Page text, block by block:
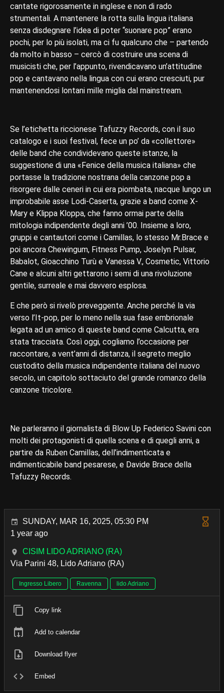
cantate rigorosamente in inglese e non di rado
strumentali. A mantenere la rotta sulla lingua italiana
senza disdegnare l’idea di poter “suonare pop” erano
pochi, per lo più isolati, ma ci fu qualcuno che – partendo
da molto in basso – cercò di costruire una scena di
musicisti che, per l’appunto, rivendicavano un’attitudine
pop e cantavano nella lingua con cui erano cresciuti, pur
mantenendosi lontani mille miglia dal mainstream.
Se l’etichetta riccionese Tafuzzy Records, con il suo
catalogo e i suoi festival, fece un po’ da «collettore»
delle band che condividevano queste istanze, la
suggestione di una «Fenice della musica italiana» che
portasse la tradizione nostrana della canzone pop a
risorgere dalle ceneri in cui era piombata, nacque lungo un
improbabile asse Lodi-Caserta, grazie a band come X-
Mary e Klippa Kloppa, che fanno ormai parte della
mitologia indipendente degli anni ’00. Insieme a loro,
gruppi e cantautori come i Camillas, lo stesso Mr.Brace e
poi ancora Chewingum, Fitness Pump, Joselyn Pulsar,
Babalot, Gioacchino Turù e Vanessa V., Cosmetic, Vittorio
Cane e alcuni altri gettarono i semi di una rivoluzione
gentile, surreale e mai davvero esplosa.
E che però si rivelò preveggente. Anche perché la via
verso l’It-pop, per lo meno nella sua fase embrionale
legata ad un amico di queste band come Calcutta, era
stata tracciata. Così oggi, cogliamo l’occasione per
raccontare, a vent’anni di distanza, il segreto meglio
custodito della musica indipendente italiana del nuovo
secolo, un capitolo sottaciuto del grande romanzo della
canzone tricolore.
Ne parleranno il giornalista di Blow Up Federico Savini con
molti dei protagonisti di quella scena e di quegli anni, a
partire da Ruben Camillas, dell’indimenticata e
indimenticabile band pesarese, e Davide Brace della
Tafuzzy Records.
SUNDAY, MAR 16, 2025, 05:30 PM
1 year ago
CISIM LIDO ADRIANO (RA)
Via Parini 48, Lido Adriano (RA)
Ingresso Libero Ravenna lido Adriano
Copy link
Add to calendar
Download flyer
Embed